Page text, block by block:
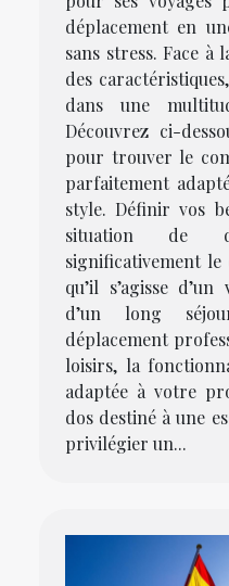
déplacement en
sans stress. Face à
des
dans une
Découvrez ci-
pour trouver le
parfaitement
style. Définir vos
situation de
significativement le
qu’il s’agisse
d’un long
déplacement
loisirs, la
adaptée à votre
dos destiné à une
privilégier un...